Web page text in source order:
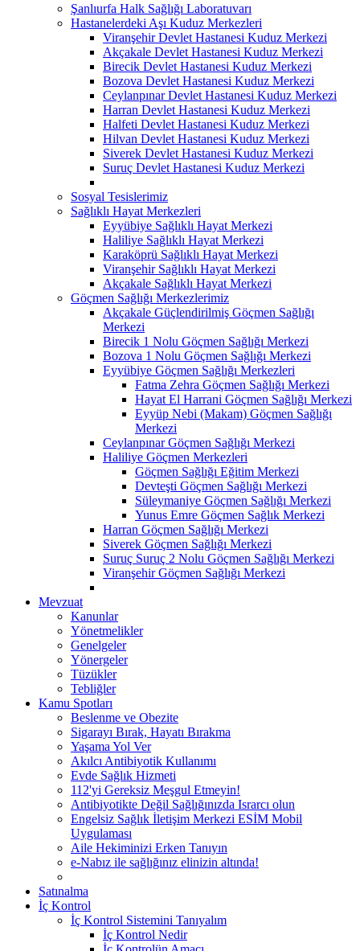
Şanlıurfa Halk Sağlığı Laboratuvarı
Hastanelerdeki Aşı Kuduz Merkezleri
Viranşehir Devlet Hastanesi Kuduz Merkezi
Akçakale Devlet Hastanesi Kuduz Merkezi
Birecik Devlet Hastanesi Kuduz Merkezi
Bozova Devlet Hastanesi Kuduz Merkezi
Ceylanpınar Devlet Hastanesi Kuduz Merkezi
Harran Devlet Hastanesi Kuduz Merkezi
Halfeti Devlet Hastanesi Kuduz Merkezi
Hilvan Devlet Hastanesi Kuduz Merkezi
Siverek Devlet Hastanesi Kuduz Merkezi
Suruç Devlet Hastanesi Kuduz Merkezi
Sosyal Tesislerimiz
Sağlıklı Hayat Merkezleri
Eyyübiye Sağlıklı Hayat Merkezi
Haliliye Sağlıklı Hayat Merkezi
Karaköprü Sağlıklı Hayat Merkezi
Viranşehir Sağlıklı Hayat Merkezi
Akçakale Sağlıklı Hayat Merkezi
Göçmen Sağlığı Merkezlerimiz
Akçakale Güçlendirilmiş Göçmen Sağlığı
Merkezi
Birecik 1 Nolu Göçmen Sağlığı Merkezi
Bozova 1 Nolu Göçmen Sağlığı Merkezi
Eyyübiye Göçmen Sağlığı Merkezleri
Fatma Zehra Göçmen Sağlığı Merkezi
Hayat El Harrani Göçmen Sağlığı Merkezi
Eyyüp Nebi (Makam) Göçmen Sağlığı
Merkezi
Ceylanpınar Göçmen Sağlığı Merkezi
Haliliye Göçmen Merkezleri
Göçmen Sağlığı Eğitim Merkezi
Devteşti Göçmen Sağlığı Merkezi
Süleymaniye Göçmen Sağlığı Merkezi
Yunus Emre Göçmen Sağlık Merkezi
Harran Göçmen Sağlığı Merkezi
Siverek Göçmen Sağlığı Merkezi
Suruç Suruç 2 Nolu Göçmen Sağlığı Merkezi
Viranşehir Göçmen Sağlığı Merkezi
Mevzuat
Kanunlar
Yönetmelikler
Genelgeler
Yönergeler
Tüzükler
Tebliğler
Kamu Spotları
Beslenme ve Obezite
Sigarayı Bırak, Hayatı Bırakma
Yaşama Yol Ver
Akılcı Antibiyotik Kullanımı
Evde Sağlık Hizmeti
112'yi Gereksiz Meşgul Etmeyin!
Antibiyotikte Değil Sağlığınızda Israrcı olun
Engelsiz Sağlık İletişim Merkezi ESİM Mobil
Uygulaması
Aile Hekiminizi Erken Tanıyın
e-Nabız ile sağlığınız elinizin altında!
Satınalma
İç Kontrol
İç Kontrol Sistemini Tanıyalım
İç Kontrol Nedir